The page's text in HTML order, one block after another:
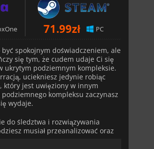
71.99zł PC
spokojnym doświadczeniem, ale
się tym, że cudem udaje Ci się
ukrytym podziemnym kompleksie.
uciekniesz jedynie robiąc
który jest uwięziony w innym
kompleksu zaczynasz
wydaje.
do śledztwa i rozwiązywania
musiał przeanalizować oraz
przygodę.